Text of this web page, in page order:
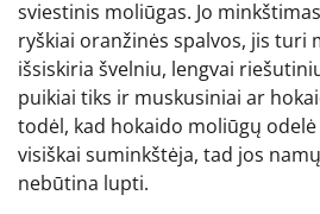
sviestinis moliūgas. Jo
ryškiai oranžinės spalvos, jis turi
išsiskiria švelniu, lengvai
puikiai tiks ir muskusiniai ar
todėl, kad hokaido moliūgų
visiškai suminkštėja, tad jos
nebūtina lupti.